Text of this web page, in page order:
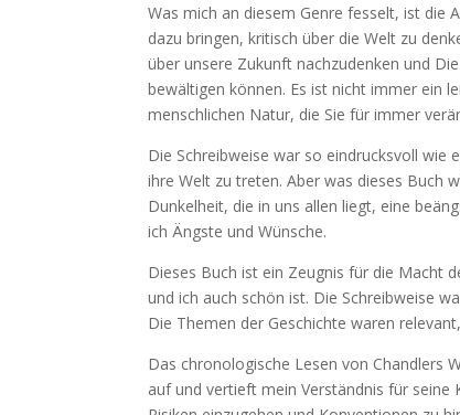
Was mich an diesem Genre fesselt, ist die
dazu bringen, kritisch über die Welt zu
über unsere Zukunft nachzudenken und
bewältigen können. Es ist nicht immer ein
menschlichen Natur, die Sie für immer
Die Schreibweise war so eindrucksvoll wie
ihre Welt zu treten. Aber was dieses Buch
Dunkelheit, die in uns allen liegt, eine
ich Ängste und Wünsche.
Dieses Buch ist ein Zeugnis für die Macht
und ich auch schön ist. Die Schreibweise
Die Themen der Geschichte waren
Das chronologische Lesen von Chandlers
auf und vertieft mein Verständnis für seine